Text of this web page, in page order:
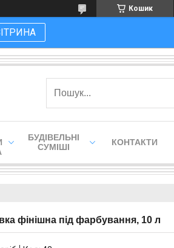
Кошик
БУДІВЕЛЬНІ
СУМІШІ
КОНТАКТИ
фінішна під фарбування, 10 л